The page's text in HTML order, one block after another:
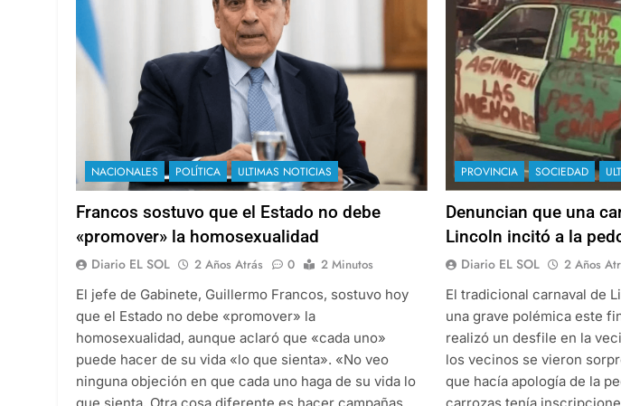
NACIONALES POLÍTICA ULTIMAS NOTICIAS
Francos sostuvo que el Estado no debe
«promover» la homosexualidad
Diario EL SOL 2 Años Atrás 0
2 Minutos
El jefe de Gabinete, Guillermo Francos, sostuvo hoy
que el Estado no debe «promover» la
homosexualidad, aunque aclaró que «cada uno»
puede hacer de su vida «lo que sienta». «No veo
ninguna objeción en que cada uno haga de su vida lo
PROVINCIA SOCIEDAD
Denuncian que una
Lincoln incitó a la
Diario EL SOL 2 Años
El tradicional carnaval de
una grave polémica este
realizó un desfile en la
los vecinos se vieron
que hacía apología de la